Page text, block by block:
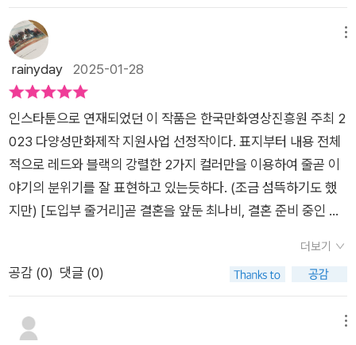
과정에서 우리는 큰 성장을 이루곤 합니다. 주인공 나비는 처음에
는 세상의 모든 것을 잃은 것 같은 절망감에 빠졌지만, 자신의 삶
을 되찾기 위해 용기를 냈습니다. 나비의 극복 과정은 간단하지
을 읽으며 등장인물 말투, 행동, 전개에 대해 불쾌감이 들 수 있지
만 비슷한 일이 있을 때 침묵 하지않을 수 있는 용기를 주는 책입
니다.-..-이책은 서평단 이벤트로 책을 제공 받은 후 직접 읽고 작
성한 리뷰입니다.
rainyday 2025-01-28
인스타툰으로 연재되었던 이 작품은 한국만화영상진흥원 주최 2
023 다양성만화제작 지원사업 선정작이다. 표지부터 내용 전체
적으로 레드와 블랙의 강렬한 2가지 컬러만을 이용하여 줄곧 이
야기의 분위기를 잘 표현하고 있는듯하다. (조금 섬뜩하기도 했
지만) [도입부 줄거리]곧 결혼을 앞둔 최나비, 결혼 준비 중인 남
승ㅅㄲ가 된 기분이야. ”결혼생활이 힘들다고 투덜거리는 친구들
이지만, 우리 같이 평범한 여자들은 결혼을 꼭 해야 한다고 한다.
귀가 시간부터 옷차림까지 사사건건 간섭하고 엄마와 나비에게
더보기
공감 (0) 댓글 (0)